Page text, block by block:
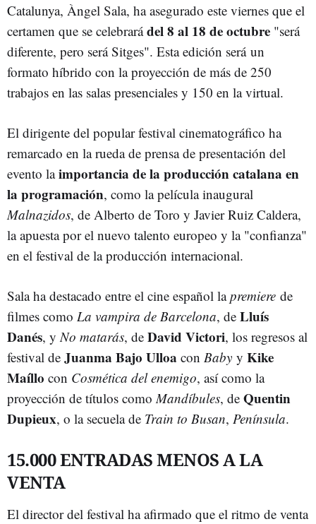
Catalunya, Àngel Sala, ha asegurado este viernes que el
certamen que se celebrarádel 8 al 18 de octubre "será
diferente, pero será Sitges". Esta edición será un
formato híbrido con la proyección de más de 250
trabajos en las salas presenciales y 150 en la virtual.
El dirigente del popular festival cinematográfico ha
remarcado en la rueda de prensa de presentación del
evento laimportancia de la producción catalana en
la programación, como la película inaugural
Malnazidos, de Alberto de Toro y Javier Ruiz Caldera,
la apuesta por el nuevo talento europeo y la "confianza"
en el festival de la producción internacional.
Sala ha destacado entre el cine español lapremiere de
filmes como La vampira de Barcelona, de Lluís
Danés, yNo matarás, de David Victori, los regresos al
festival de Juanma Bajo Ulloa con Baby y Kike
Maíllo con Cosmética del enemigo, así como la
proyección de títulos comoMandíbules, de Quentin
Dupieux, o la secuela de Train to Busan, Península.
15.000 ENTRADAS MENOS A LA
VENTA
El director del festival ha afirmado que el ritmo de venta